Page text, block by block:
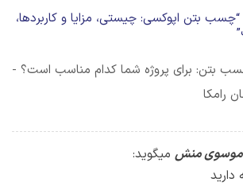
چسب بتن اپوکسی: چیستی، مزایا و کاربردها،
”
بتن: برای پروژه شما کدام مناسب است؟ -
رامکا
موسوی منش میگوید:
دارید